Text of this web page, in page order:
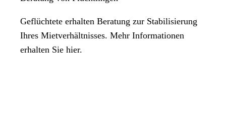
Geflüchtete erhalten Beratung zur Stabilisierung
Ihres Mietverhältnisses. Mehr Informationen
erhalten Sie hier.